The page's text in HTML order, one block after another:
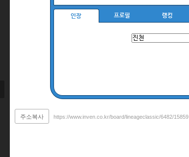
인장 프로필 랭킹
주소복사 https://www.inven.co.kr/board/lineageclassic/6482/15859